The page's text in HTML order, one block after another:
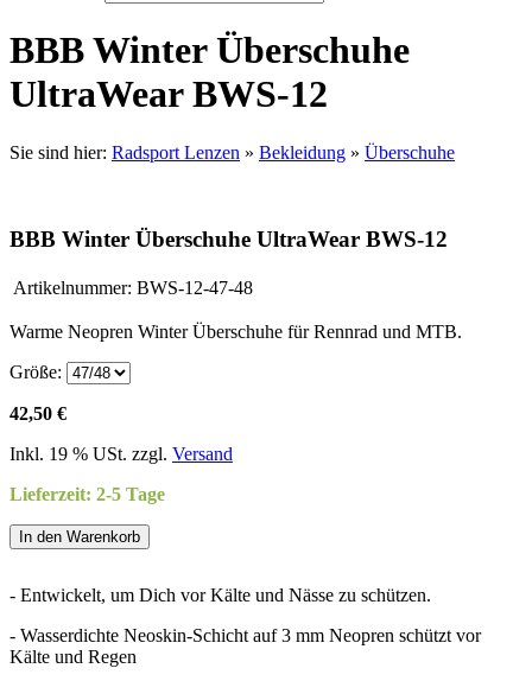
BBB Winter Überschuhe
UltraWear BWS-12
Sie sind hier: Radsport Lenzen » Bekleidung » Überschuhe
BBB Winter Überschuhe UltraWear BWS-12
Artikelnummer: BWS-12-47-48
Warme Neopren Winter Überschuhe für Rennrad und MTB.
Größe:
42,50 €
Inkl. 19 % USt. zzgl. Versand
Lieferzeit: 2-5 Tage
In den Warenkorb
- Entwickelt, um Dich vor Kälte und Nässe zu schützen.
- Wasserdichte Neoskin-Schicht auf 3 mm Neopren schützt vor
Kälte und Regen